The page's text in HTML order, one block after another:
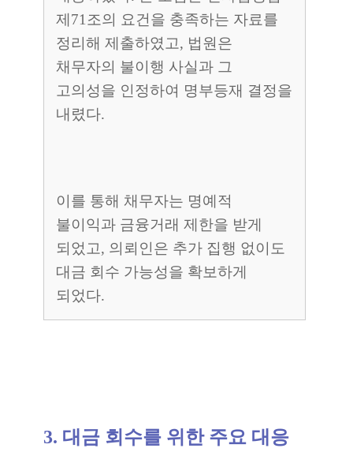
제71조의 요건을 충족하는 자료를
정리해 제출하였고, 법원은
채무자의 불이행 사실과 그
고의성을 인정하여 명부등재 결정을
내렸다.
이를 통해 채무자는 명예적
불이익과 금융거래 제한을 받게
되었고, 의뢰인은 추가 집행 없이도
대금 회수 가능성을 확보하게
되었다.
3. 대금 회수를 위한 주요 대응